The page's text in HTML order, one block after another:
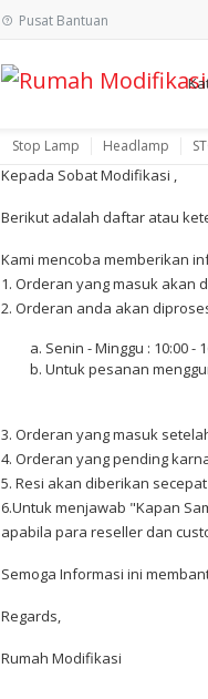
Pusat Bantuan
Stop Lamp Headlamp
Kepada Sobat Modifikasi ,
Berikut adalah daftar atau
Kami mencoba memberikan
1. Orderan yang masuk akan
2. Orderan anda akan
Senin - Minggu : 10:00 -
Untuk pesanan
3. Orderan yang masuk
4. Orderan yang pending
5. Resi akan diberikan
6.Untuk menjawab "Kapan
apabila para reseller dan
Semoga Informasi ini
Regards,
Rumah Modifikasi